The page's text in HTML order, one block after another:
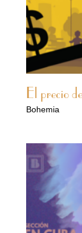
El precio
Bohemia